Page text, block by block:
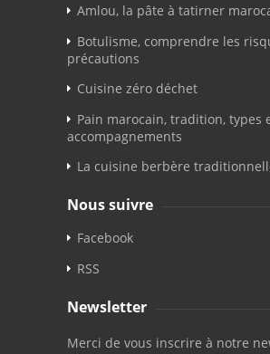
Amlou, la pâte à tatirner
Botulisme, comprendre les
précautions
Cuisine zéro déchet
Pain marocain, tradition, types
accompagnements
La cuisine berbère
Nous suivre
Facebook
RSS
Newsletter
Merci de vous inscrire à notre